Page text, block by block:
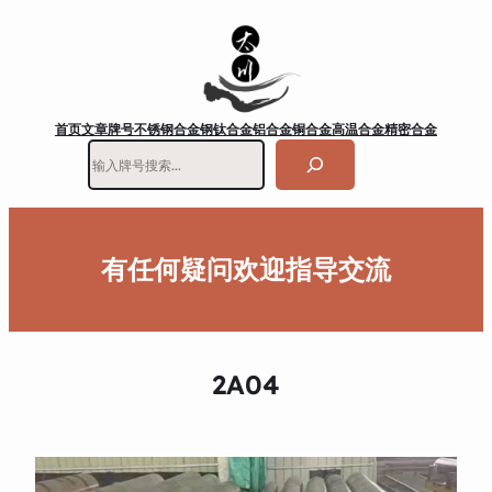
首页文章牌号不锈钢合金钢钛合金铝合金铜合金高温合金精密合金
有任何疑问欢迎指导交流
2A04